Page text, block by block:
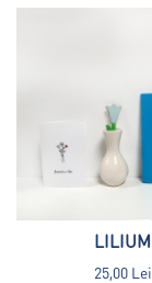
LILIUM
25,00 Lei